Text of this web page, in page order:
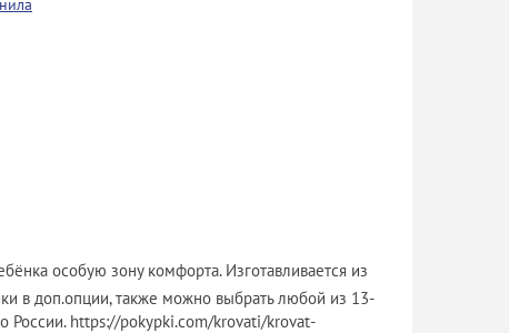
особую зону комфорта. Изготавливается из
в доп.опции, также можно выбрать любой из 13-
России. https://pokypki.com/krovati/krovat-